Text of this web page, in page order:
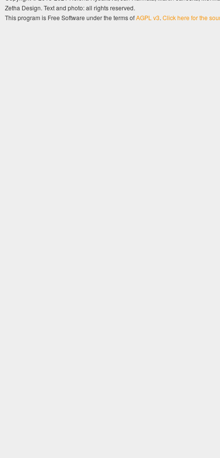
Zetha Design. Text and photo: all rights reserved.
This program is Free Software under the terms ofAGPL v3. Click here for the